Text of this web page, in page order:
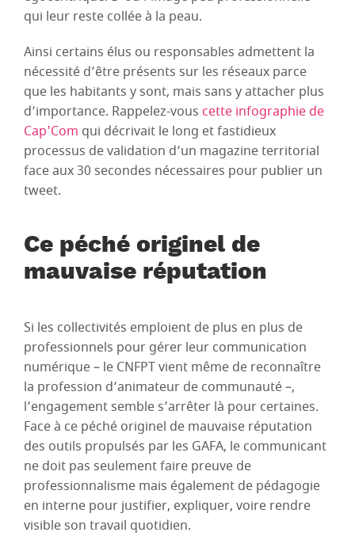
qui leur reste collée à la peau.
Ainsi certains élus ou responsables admettent la
nécessité d’être présents sur les réseaux parce
que les habitants y sont, mais sans y attacher plus
d’importance. Rappelez-vous cette infographie de
Cap'Com qui décrivait le long et fastidieux
processus de validation d’un magazine territorial
face aux 30 secondes nécessaires pour publier un
tweet.
Ce péché originel de
mauvaise réputation
Si les collectivités emploient de plus en plus de
professionnels pour gérer leur communication
numérique – le CNFPT vient même de reconnaître
la profession d’animateur de communauté –,
l’engagement semble s’arrêter là pour certaines.
Face à ce péché originel de mauvaise réputation
des outils propulsés par les GAFA, le communicant
ne doit pas seulement faire preuve de
professionnalisme mais également de pédagogie
en interne pour justifier, expliquer, voire rendre
visible son travail quotidien.